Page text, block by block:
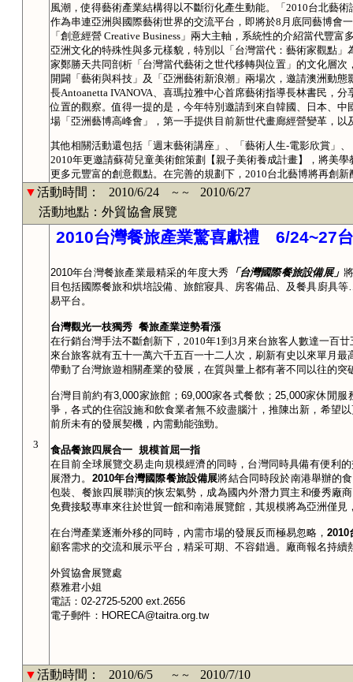
風潮，使得藝術產業結構得以不斷衍化產生動能。「2010台北藝
作為串連亞洲與國際藝術世界的交流平台，即將於8月底同藝博會
「創意經營 Creative Business」兩大主軸，系統性的介紹當代豐
亞洲文化的特殊性與多元樣貌，特別以「台灣當代：藝術家觀點
家鄭勝天共同剖析「台灣當代藝術之世代移轉與位置」的文化層
開闢「藝術與科技」及「亞洲藝術新浪潮」兩場次，邀請澳洲動態
長Antoanetta IVANOVA、喜瑪拉雅中心首席藝術指導長林書民，
位置的觀察。值得一提的是，今年特別邀請到來自韓國、日本、
場「亞洲藝博高峰會」，第一手提供目前新世代畫廊經營變革，
其他相關活動還包括「週末藝術講座」、「藝術人生-電影欣賞」
2010年更邀請蘇荷兒童美術館策劃【親子美術養成計畫】，將美
更多元豐富的創意觀點。在完善的規劃下，2010台北藝博將再創新
▼活動時間： 2010/6/24 ～～
2010/6/27
活動地點：外貿協會展覽
3
2010台灣餐旅產業驚喜獻禮 6/24~27
2010年台灣餐旅產業最精采的年度大秀 「台灣國際餐旅設備展」
目包括國際餐旅和烘培設備、旅館寢具、房客備品、及餐具廚具等
易平台。
台灣觀光一枝獨秀 餐旅產業逆勢看漲
在行銷台灣手法不斷創新下， 2010年1到 3 月來台旅客人數達一百
來台旅客就有五十一萬六千五百一十二人次，刷新有史以來單月
帶動了台灣旅遊相關產業的發展，在質與量上都有著不同以往的突
台灣目前約有3,000家旅館； 69,000家各式餐飲； 25,000家休閒服
爭，各式的住宿設施和飲食業者無不絞盡腦汁，推陳出新，希望
前所未有的發展契機，內需動能強勁。
食品餐旅四展合一 規模首屈一指
在目前全球展覽交易走向規模經濟的同時，台灣同時具備有便利
展潛力。 2010年台灣國際餐旅設備展將結合同時段於南港舉辦的
包裝、餐旅四展聯演的恢宏氣勢，成為國內外潛力買主和優秀廠
免費接駁專車來往於世貿一館和南港展覽館，其規模將為亞洲僅見
在台灣產業逐漸外移的同時，內需市場的發展反而極易忽略， 2010
顧客需求的交流和展示平台，精采可期、不容錯過。廠商報名持續
外貿協會展覽處
蔡雅君小姐
電話： 02-2725-5200 ext.2656
電子郵件： HORECA@taitra.org.tw
▼活動時間： 2010/6/5 ～～
2010/7/10